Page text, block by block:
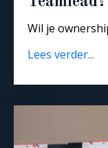
Wil je
Lees verder...